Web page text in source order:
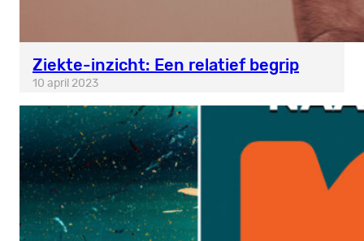
Ziekte-inzicht: Een relatief begrip
10 april 2023